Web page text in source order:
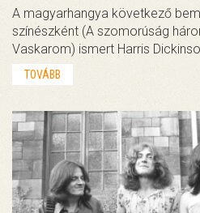
A magyarhangya következő
színészként (A szomorúság
Vaskarom) ismert Harris
TOVÁBB